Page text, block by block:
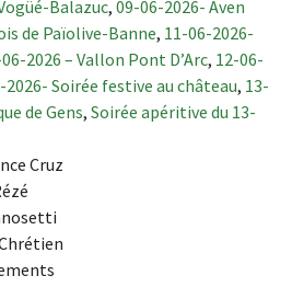
Balazuc, 09-06-2026- Aven
de Païolive-Banne, 11-06-2026-
2026 – Vallon Pont D’Arc, 12-06-
2026- Soirée festive au château, 13-
de Gens, Soirée apéritive du 13-
Cruz